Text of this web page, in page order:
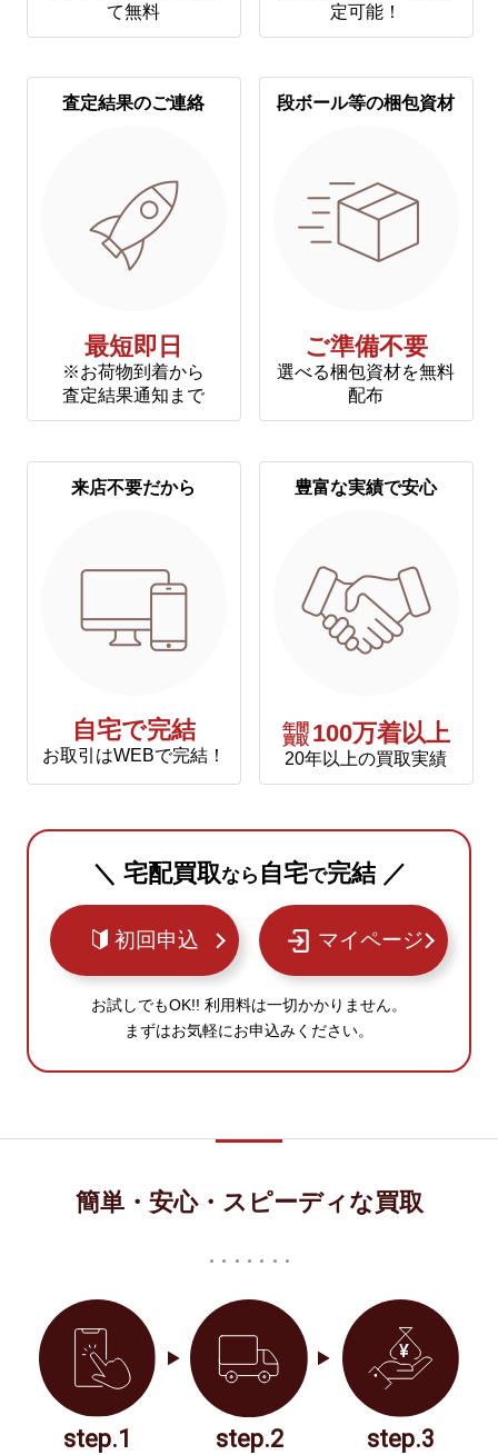
て無料
定可能！
査定結果のご連絡
最短即日
※お荷物到着から
査定結果通知まで
段ボール等の梱包資材
ご準備不要
選べる梱包資材を無料
配布
来店不要だから
自宅で完結
お取引はWEBで完結！
豊富な実績で安心
年間
買取 100万着以上
20年以上の買取実績
＼ 宅配買取なら 自宅で完結 ／
初回申込 マイページ
お試しでもOK!! 利用料は一切かかりません。
まずはお気軽にお申込みください。
簡単・安心・スピーディな買取
step.1 step.2 step.3